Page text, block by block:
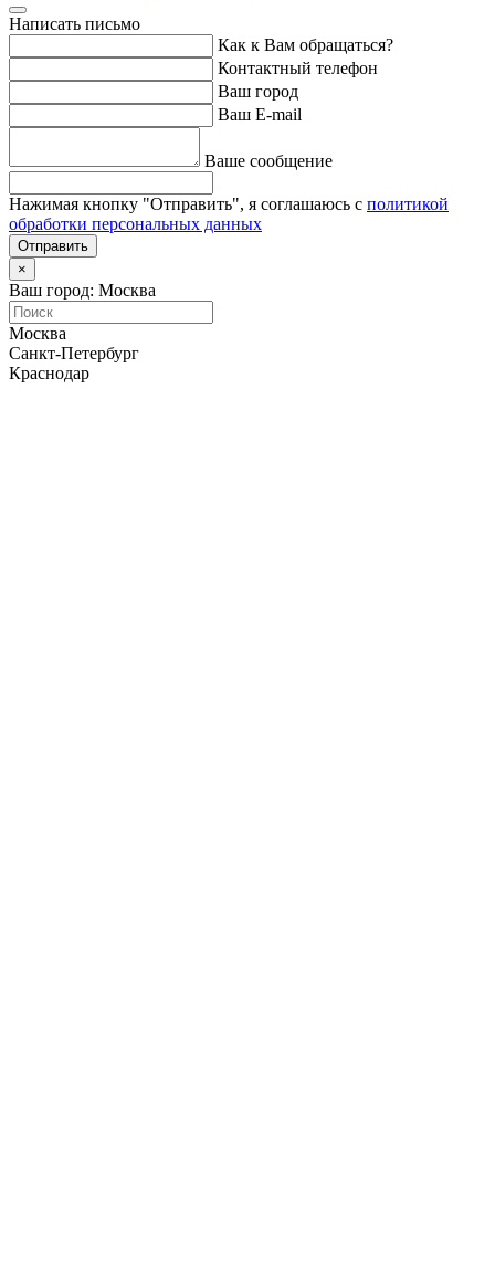
Написать письмо
Как к Вам обращаться?
Контактный телефон
Ваш город
Ваш E-mail
Ваше сообщение
Нажимая кнопку "Отправить", я соглашаюсь с политикой
обработки персональных данных
Отправить
×
Ваш город: Москва
Москва
Санкт-Петербург
Краснодар